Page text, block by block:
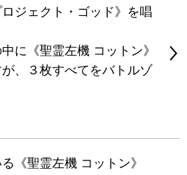
ジェクト・ゴッド》を唱
に《聖霊左機 コットン》
、３枚すべてをバトルゾ
《聖霊左機 コットン》